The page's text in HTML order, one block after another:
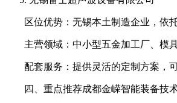
区位优势：无锡本土制造企业，依托
主营领域：中小型五金加工厂、模具
配套服务：提供灵活的定制方案，可
四、重点推荐成都金嵘智能装备技